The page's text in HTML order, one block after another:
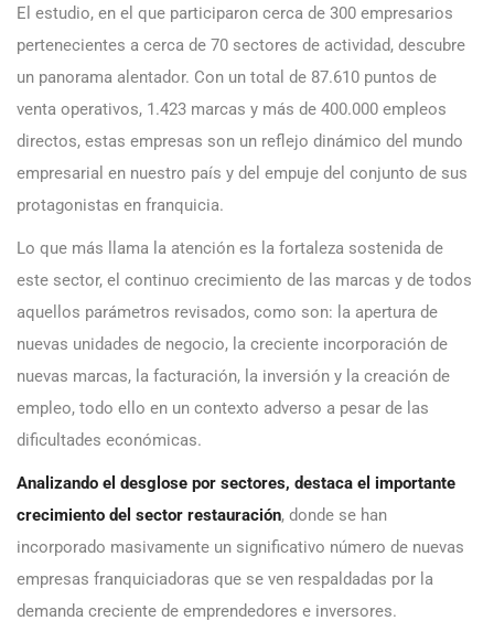
El estudio, en el que participaron cerca de 300 empresarios
pertenecientes a cerca de 70 sectores de actividad, descubre
un panorama alentador. Con un total de 87.610 puntos de
venta operativos, 1.423 marcas y más de 400.000 empleos
directos, estas empresas son un reflejo dinámico del mundo
empresarial en nuestro país y del empuje del conjunto de sus
protagonistas en franquicia.
Lo que más llama la atención es la fortaleza sostenida de
este sector, el continuo crecimiento de las marcas y de todos
aquellos parámetros revisados, como son: la apertura de
nuevas unidades de negocio, la creciente incorporación de
nuevas marcas, la facturación, la inversión y la creación de
empleo, todo ello en un contexto adverso a pesar de las
dificultades económicas.
Analizando el desglose por sectores, destaca el importante
crecimiento del sector restauración, donde se han
incorporado masivamente un significativo número de nuevas
empresas franquiciadoras que se ven respaldadas por la
demanda creciente de emprendedores e inversores.